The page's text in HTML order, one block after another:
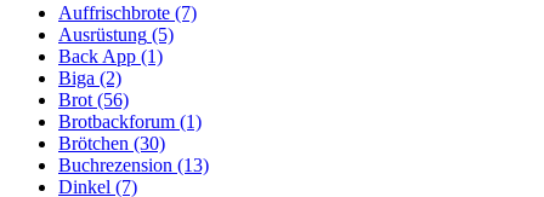
Auffrischbrote (7)
Ausrüstung (5)
Back App (1)
Biga (2)
Brot (56)
Brotbackforum (1)
Brötchen (30)
Buchrezension (13)
Dinkel (7)